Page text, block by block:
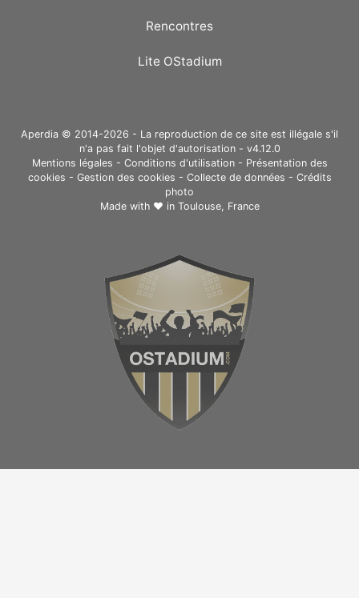
Rencontres
Lite OStadium
Aperdia © 2014-2026 - La reproduction de ce site est illégale s'il
n'a pas fait l'objet d'autorisation - v4.12.0
Mentions légales - Conditions d'utilisation- Présentation des
cookies - Gestion des cookies - Collecte de données - Crédits
photo
Made with ❤ in Toulouse, France